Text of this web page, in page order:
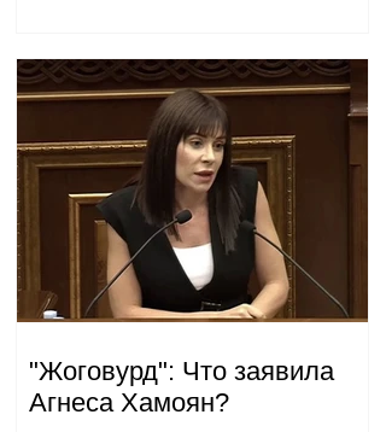
"Жоговурд": Что заявила
Агнеса Хамоян?